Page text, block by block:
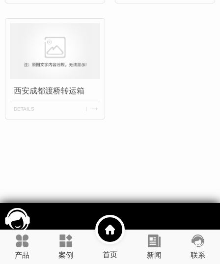
西安成都渡桥转运箱
DETAILS
产品
案例
新闻
联系
首页